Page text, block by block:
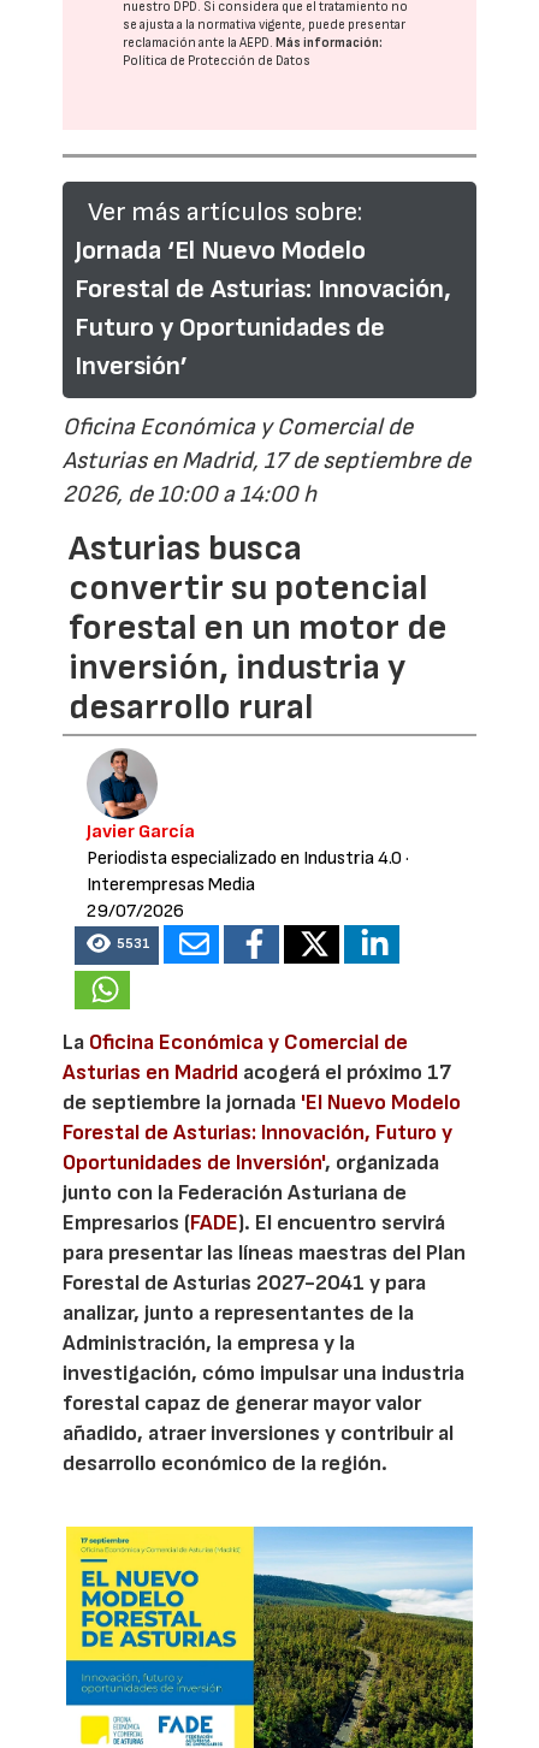
nuestro DPD. Si considera que el tratamiento no
se ajusta a la normativa vigente, puede presentar
reclamación ante laAEPD.Más información:
Política de Protección de Datos
Ver más artículos sobre:
Jornada ‘El Nuevo Modelo
Forestal de Asturias: Innovación,
Futuro y Oportunidades de
Inversión’
Oficina Económica y Comercial de
Asturias en Madrid, 17 de septiembre de
2026, de 10:00 a 14:00 h
Asturias busca
convertir su potencial
forestal en un motor de
inversión, industria y
desarrollo rural
Javier García
Periodista especializado en Industria 4.0 ·
Interempresas Media
29/07/2026
5531
La Oficina Económica y Comercial de
Asturias en Madrid acogerá el próximo 17
de septiembre la jornada 'El Nuevo Modelo
Forestal de Asturias: Innovación, Futuro y
Oportunidades de Inversión', organizada
junto con la Federación Asturiana de
Empresarios (FADE). El encuentro servirá
para presentar las líneas maestras del Plan
Forestal de Asturias 2027-2041 y para
analizar, junto a representantes de la
Administración, la empresa y la
investigación, cómo impulsar una industria
forestal capaz de generar mayor valor
añadido, atraer inversiones y contribuir al
desarrollo económico de la región.